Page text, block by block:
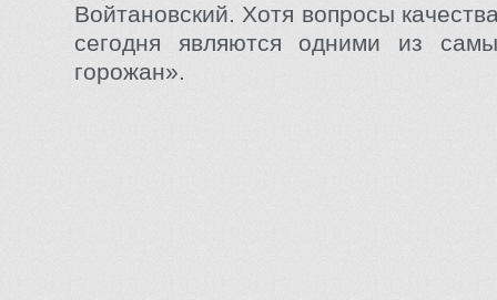
Войтановский. Хотя вопросы
сегодня являются одними из
горожан».